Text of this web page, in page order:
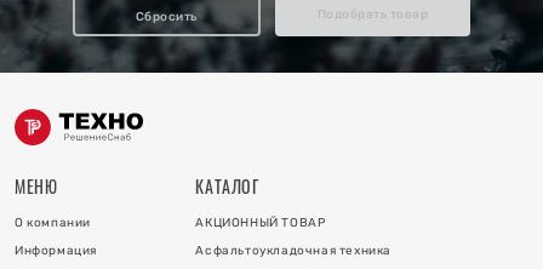
Сбросить Подобрать товар
МЕНЮ
О компании
Информация
КАТАЛОГ
АКЦИОННЫЙ ТОВАР
Асфальтоукладочная техника